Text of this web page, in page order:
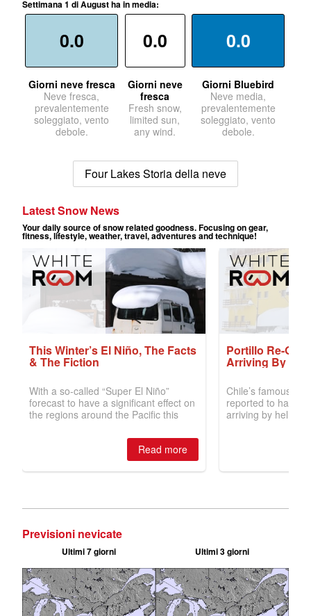
Settimana 1 di August ha in media:
0.0
Giorni neve fresca
Neve fresca,
prevalentemente
soleggiato, vento
debole.
0.0
Giorni neve
fresca
Fresh snow,
limited sun,
any wind.
0.0
Giorni Bluebird
Neve media,
prevalentemente
soleggiato, vento
debole.
Four Lakes Storia della neve
Previsioni nevicate
Ultimi 7 giorni Ultimi 3 giorni